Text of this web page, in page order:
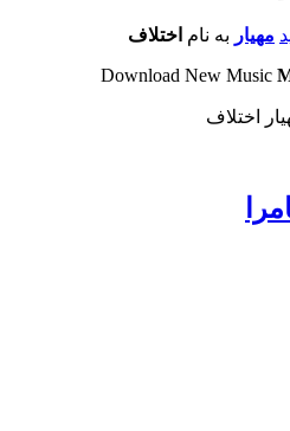
مهیار به نام اختلاف
Download New Music